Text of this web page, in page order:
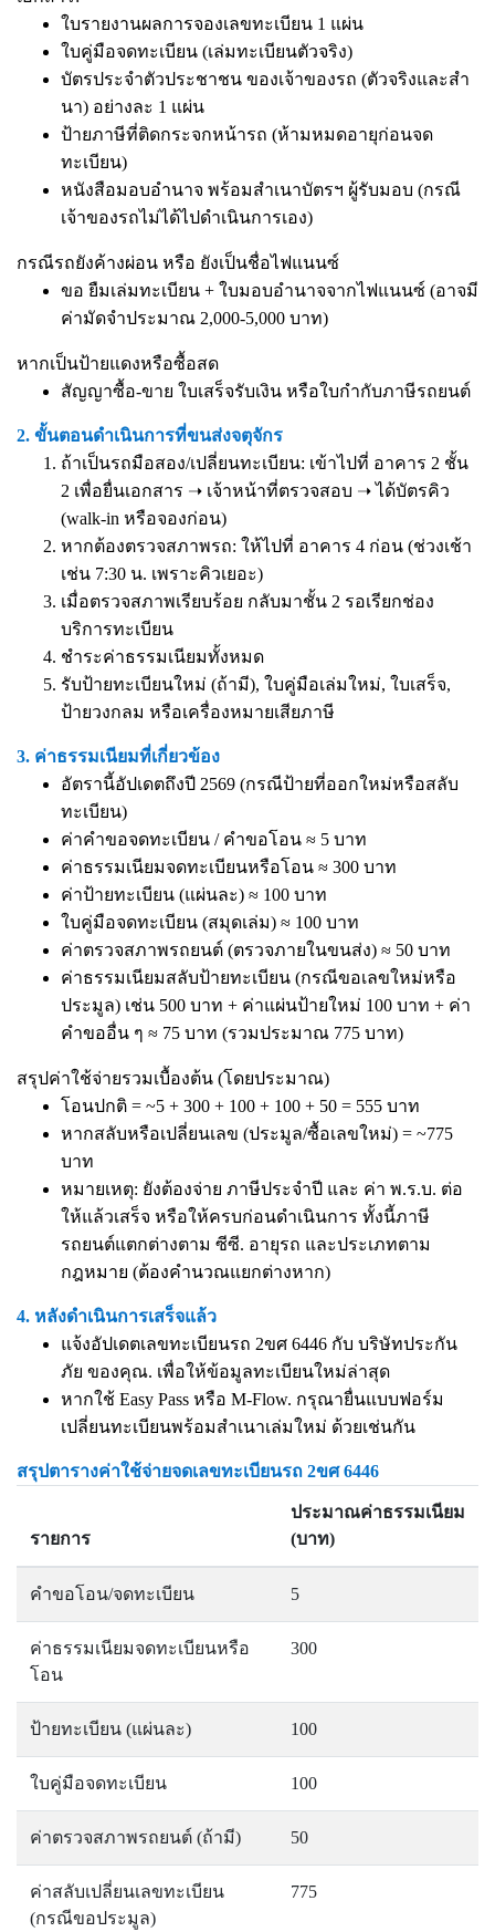
ใบรายงานผลการจองเลขทะเบียน 1 แผ่น
ใบคู่มือจดทะเบียน (เล่มทะเบียนตัวจริง)
บัตรประจำตัวประชาชน ของเจ้าของรถ (ตัวจริงและสำ
นา) อย่างละ 1 แผ่น
ป้ายภาษีที่ติดกระจกหน้ารถ (ห้ามหมดอายุก่อนจด
ทะเบียน)
หนังสือมอบอำนาจ พร้อมสำเนาบัตรฯ ผู้รับมอบ (กรณี
เจ้าของรถไม่ได้ไปดำเนินการเอง)
กรณีรถยังค้างผ่อน หรือ ยังเป็นชื่อไฟแนนซ์
ขอ ยืมเล่มทะเบียน + ใบมอบอำนาจจากไฟแนนซ์ (อาจมี
ค่ามัดจำประมาณ 2,000-5,000 บาท)
หากเป็นป้ายแดงหรือซื้อสด
สัญญาซื้อ-ขาย ใบเสร็จรับเงิน หรือใบกำกับภาษีรถยนต์
2. ขั้นตอนดำเนินการที่ขนส่งจตุจักร
ถ้าเป็นรถมือสอง/เปลี่ยนทะเบียน: เข้าไปที่ อาคาร 2 ชั้น
2 เพื่อยื่นเอกสาร ➝ เจ้าหน้าที่ตรวจสอบ ➝ ได้บัตรคิว
(walk-in หรือจองก่อน)
หากต้องตรวจสภาพรถ: ให้ไปที่ อาคาร 4 ก่อน (ช่วงเช้า
เช่น 7:30 น. เพราะคิวเยอะ)
เมื่อตรวจสภาพเรียบร้อย กลับมาชั้น 2 รอเรียกช่อง
บริการทะเบียน
ชำระค่าธรรมเนียมทั้งหมด
รับป้ายทะเบียนใหม่ (ถ้ามี), ใบคู่มือเล่มใหม่, ใบเสร็จ,
ป้ายวงกลม หรือเครื่องหมายเสียภาษี
3. ค่าธรรมเนียมที่เกี่ยวข้อง
อัตรานี้อัปเดตถึงปี 2569 (กรณีป้ายที่ออกใหม่หรือสลับ
ทะเบียน)
ค่าคำขอจดทะเบียน / คำขอโอน ≈ 5 บาท
ค่าธรรมเนียมจดทะเบียนหรือโอน ≈ 300 บาท
ค่าป้ายทะเบียน (แผ่นละ) ≈ 100 บาท
ใบคู่มือจดทะเบียน (สมุดเล่ม) ≈ 100 บาท
ค่าตรวจสภาพรถยนต์ (ตรวจภายในขนส่ง) ≈ 50 บาท
ค่าธรรมเนียมสลับป้ายทะเบียน (กรณีขอเลขใหม่หรือ
ประมูล) เช่น 500 บาท + ค่าแผ่นป้ายใหม่ 100 บาท + ค่า
คำขออื่น ๆ ≈ 75 บาท (รวมประมาณ 775 บาท)
สรุปค่าใช้จ่ายรวมเบื้องต้น (โดยประมาณ)
โอนปกติ = ~5 + 300 + 100 + 100 + 50 = 555 บาท
หากสลับหรือเปลี่ยนเลข (ประมูล/ซื้อเลขใหม่) = ~775
บาท
หมายเหตุ: ยังต้องจ่าย ภาษีประจำปี และ ค่า พ.ร.บ. ต่อ
ให้แล้วเสร็จ หรือให้ครบก่อนดำเนินการ ทั้งนี้ภาษี
รถยนต์แตกต่างตาม ซีซี. อายุรถ และประเภทตาม
กฎหมาย (ต้องคำนวณแยกต่างหาก)
4. หลังดำเนินการเสร็จแล้ว
แจ้งอัปเดตเลขทะเบียนรถ 2ขศ 6446 กับ บริษัทประกัน
ภัย ของคุณ. เพื่อให้ข้อมูลทะเบียนใหม่ล่าสุด
หากใช้ Easy Pass หรือ M-Flow. กรุณายื่นแบบฟอร์ม
เปลี่ยนทะเบียนพร้อมสำเนาเล่มใหม่ ด้วยเช่นกัน
สรุปตารางค่าใช้จ่ายจดเลขทะเบียนรถ 2ขศ 6446
รายการ
ประมาณค่าธรรมเนียม
(บาท)
คำขอโอน/จดทะเบียน 5
ค่าธรรมเนียมจดทะเบียนหรือ
โอน
300
ป้ายทะเบียน (แผ่นละ) 100
ใบคู่มือจดทะเบียน 100
ค่าตรวจสภาพรถยนต์ (ถ้ามี) 50
ค่าสลับเปลี่ยนเลขทะเบียน
(กรณีขอประมูล)
775